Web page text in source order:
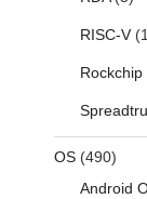
RISC-V
Rockchip
OS(490)
Android